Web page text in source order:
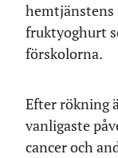
hemtjänstens
fruktyoghurt
förskolorna.
Efter rökning
vanligaste
cancer och